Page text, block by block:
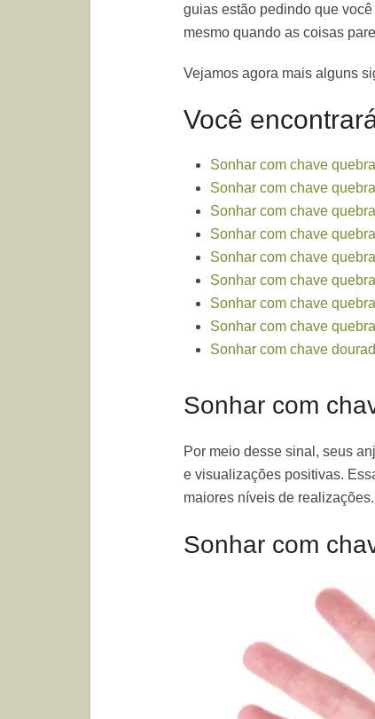
guias estão pedindo que
mesmo quando as coisas
Vejamos agora mais alguns
Você
Sonhar com chave
Sonhar com chave
Sonhar com chave
Sonhar com chave
Sonhar com chave
Sonhar com chave
Sonhar com chave
Sonhar com chave
Sonhar com chave
Sonhar com
Por meio desse sinal, seus
e visualizações positivas.
maiores níveis de realizações.
Sonhar com